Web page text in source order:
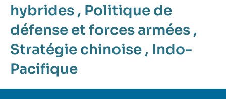
hybrides , Politique de
défense et forces armées ,
Stratégie chinoise , Indo-
Pacifique